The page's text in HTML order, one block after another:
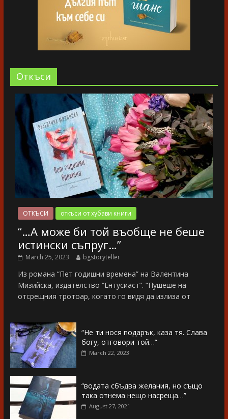
Oткъси
ОТКЪСИ откъси от хубави книги
“…А може би той въобще не беше
истински съпруг…”
March 25, 2023 bgstoryteller
Из романа “Пет годишни времена” на Валентина
Мизийска, издателство “Ентусиаст”. “Пушеше на
отсрещния тротоар, когато го видя да излиза от
“Не ти нося подарък, каза тя. Слава
богу, отговори той…”
March 22, 2023
“водата сбъдва желания, но също
така отнема нещо насреща…”
August 27, 2021